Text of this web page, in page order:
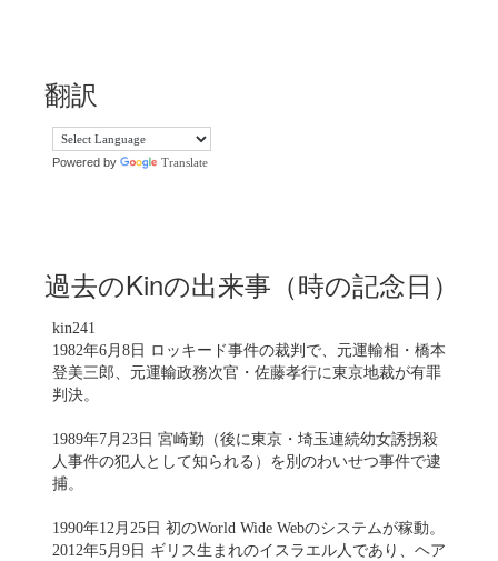
翻訳
Powered by Translate
過去のKinの出来事（時の記念日）
kin241
1982年6月8日 ロッキード事件の裁判で、元運輸相・橋本
登美三郎、元運輸政務次官・佐藤孝行に東京地裁が有罪
判決。
1989年7月23日 宮崎勤（後に東京・埼玉連続幼女誘拐殺
人事件の犯人として知られる）を別のわいせつ事件で逮
捕。
1990年12月25日 初のWorld Wide Webのシステムが稼動。
2012年5月9日 ギリス生まれのイスラエル人であり、ヘア